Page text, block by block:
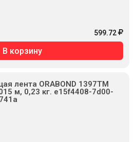
599.72
В корзину
лента ORABOND 1397TM
м, 0,23 кг. e15f4408-7d00-